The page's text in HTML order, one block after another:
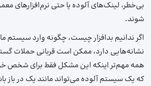
بی‌خطر، لینک‌های آلوده یا حتی نرم‌افزارهای
شوند.
اگر ندانیم بدافزار چیست، چگونه وارد سیستم
نشانه‌هایی دارد، ممکن است قربانی حملات
همه مهم‌تر اینکه این مشکل فقط برای شخص
که یک سیستم آلوده می‌تواند مانند یک در باز